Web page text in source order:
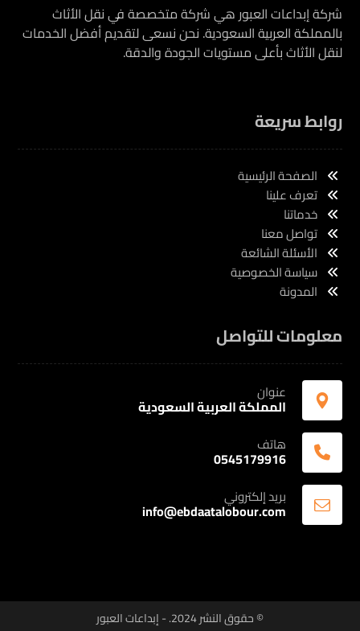
شركة إبداعات العبور هي شركة متخصصة في نقل الأثاث
بالمملكة العربية السعودية. نحن نسعى لتقديم أفضل الخدمات
لنقل الأثاث بأعلى مستويات الجودة والدقة.
روابط سريعة
الصفحة الرئيسية
تعرف علينا
خدماتنا
تواصل معنا
الأسئلة الشائعة
سياسة الخصوصية
المدونة
معلومات للتواصل
عنوان
المملكة العربية السعودية
هاتف
0545179916
بريد إلكتروني
info@ebdaatalobour.com
© حقوق النشر 2024. - إبداعات العبور